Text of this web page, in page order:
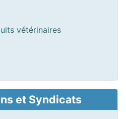
vétérinaires
et Syndicats